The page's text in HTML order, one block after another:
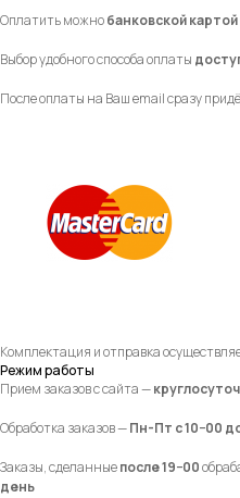
Оплатить можнобанковской
Выбор удобного способа оплаты
После оплаты на Ваш email сразу
Комплектация и отправка
Режим работы
Прием заказов с сайта —
Обработка заказов —Пн-Пт с 10−00
Заказы, сделанныепосле 19−00
день